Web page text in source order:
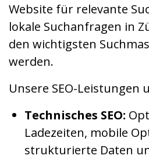
Website für relevante
lokale Suchanfragen in
den wichtigsten
werden.
Unsere SEO-Leistungen
Technisches SEO:
Ladezeiten, mobile
strukturierte Daten